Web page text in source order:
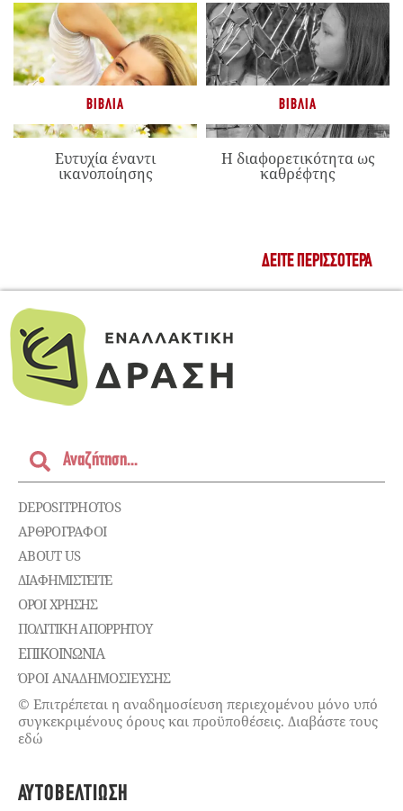
ΒΙΒΛΊΑ
Ευτυχία έναντι
ικανοποίησης
ΒΙΒΛΊΑ
Η διαφορετικότητα ως
καθρέφτης
ΔΕΊΤΕ ΠΕΡΙΣΣΌΤΕΡΑ
DEPOSITPHOTOS
ΑΡΘΡΟΓΡΑΦΟΙ
ABOUT US
ΔΙΑΦΗΜΙΣΤΕΊΤΕ
ΌΡΟΙ ΧΡΉΣΗΣ
ΠΟΛΙΤΙΚΉ ΑΠΟΡΡΉΤΟΥ
ΕΠΙΚΟΙΝΩΝΊΑ
ΌΡΟΙ ΑΝΑΔΗΜΟΣΙΕΥΣΗΣ
© Επιτρέπεται η αναδημοσίευση περιεχομένου μόνο υπό
συγκεκριμένους όρους και προϋποθέσεις. Διαβάστε τους
εδώ
ΑΥΤΟΒΕΛΤΊΩΣΗ